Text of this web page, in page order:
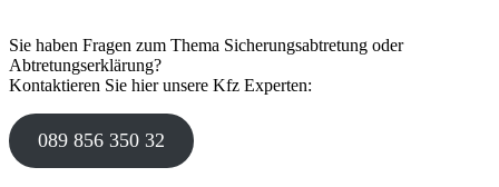
Sie haben Fragen zum Thema Sicherungsabtretung oder
Abtretungserklärung?
Kontaktieren Sie hier unsere Kfz Experten:
089 856 350 32